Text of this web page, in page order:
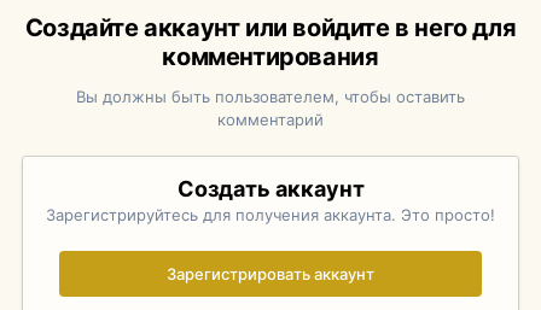
Создайте аккаунт или войдите в него для
комментирования
Вы должны быть пользователем, чтобы оставить
комментарий
Создать аккаунт
Зарегистрируйтесь для получения аккаунта. Это просто!
Зарегистрировать аккаунт